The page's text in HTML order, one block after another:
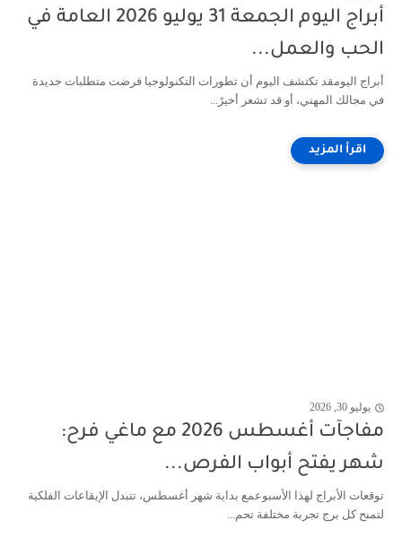
أبراج اليوم الجمعة 31 يوليو 2026 العامة في
الحب والعمل...
أبراج اليومقد تكتشف اليوم أن تطورات التكنولوجيا فرضت متطلبات جديدة
في مجالك المهني، أو قد تشعر أخيرً...
يوليو 30, 2026
مفاجآت أغسطس 2026 مع ماغي فرح:
شهر يفتح أبواب الفرص...
توقعات الأبراج لهذا الأسبوعمع بداية شهر أغسطس، تتبدل الإيقاعات الفلكية
لتمنح كل برج تجربة مختلفة تحم...